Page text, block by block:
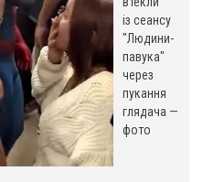
із сеансу
"Людини-
павука"
через
пукання
глядача —
фото